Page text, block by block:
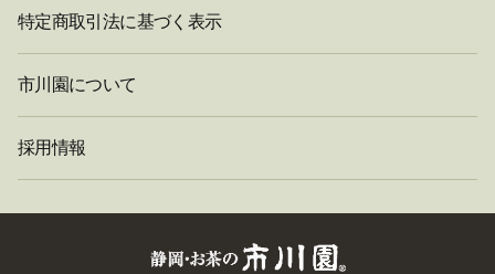
特定商取引法に基づく表示
市川園について
採用情報